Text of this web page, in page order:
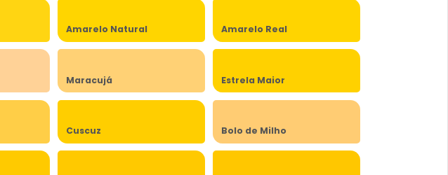
Amarelo Natural Amarelo Real
Maracujá Estrela Maior
Cuscuz Bolo de Milho